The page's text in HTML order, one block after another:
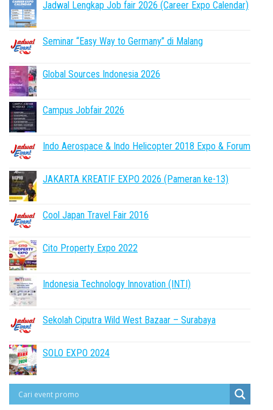
Jadwal Lengkap Job fair 2026 (Career Expo Calendar)
Seminar “Easy Way to Germany” di Malang
Global Sources Indonesia 2026
Campus Jobfair 2026
Indo Aerospace & Indo Helicopter 2018 Expo & Forum
JAKARTA KREATIF EXPO 2026 (Pameran ke-13)
Cool Japan Travel Fair 2016
Cito Property Expo 2022
Indonesia Technology Innovation (INTI)
Sekolah Ciputra Wild West Bazaar – Surabaya
SOLO EXPO 2024